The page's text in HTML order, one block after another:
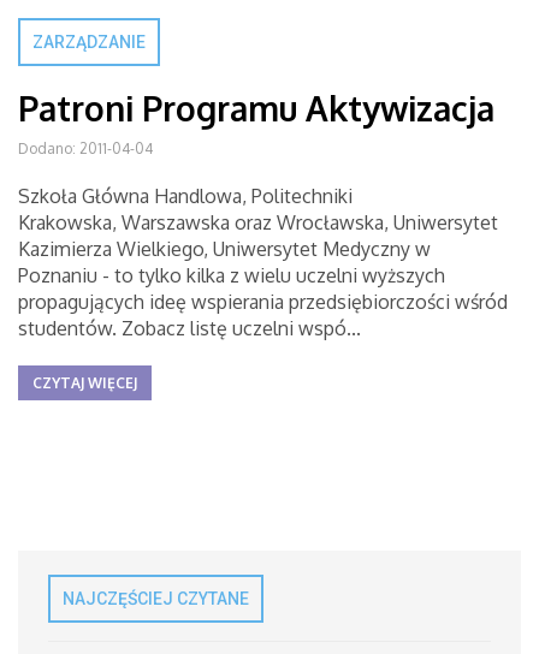
ZARZĄDZANIE
Patroni Programu Aktywizacja
Dodano: 2011-04-04
Szkoła Główna Handlowa, Politechniki
Krakowska, Warszawska oraz Wrocławska, Uniwersytet
Kazimierza Wielkiego, Uniwersytet Medyczny w
Poznaniu - to tylko kilka z wielu uczelni wyższych
propagujących ideę wspierania przedsiębiorczości wśród
studentów. Zobacz listę uczelni wspó...
CZYTAJ WIĘCEJ
NAJCZĘŚCIEJ CZYTANE